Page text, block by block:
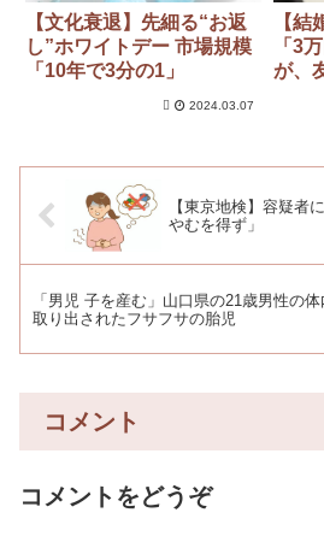
【文化衰退】先細る“お返
し”ホワイトデー 市場規模
「10年で3分の1」
2024.03.07
【結
「3
が、
【東京地検】容疑者
やむを得ず」
「男児 子を産む」山口県の21歳男性の体
取り出されたフサフサの胎児
コメント
コメントをどうぞ